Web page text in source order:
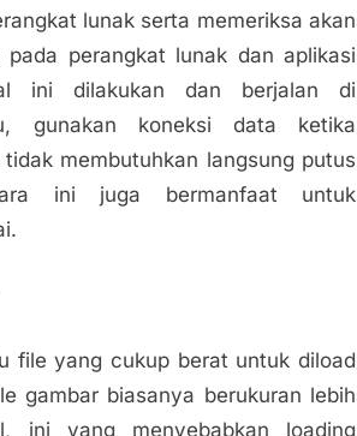
lunak serta memeriksa akan
perangkat lunak dan aplikasi
ini dilakukan dan berjalan di
gunakan koneksi data ketika
membutuhkan langsung putus
ini juga bermanfaat untuk
file yang cukup berat untuk diload
gambar biasanya berukuran lebih
ini yang menyebabkan loading